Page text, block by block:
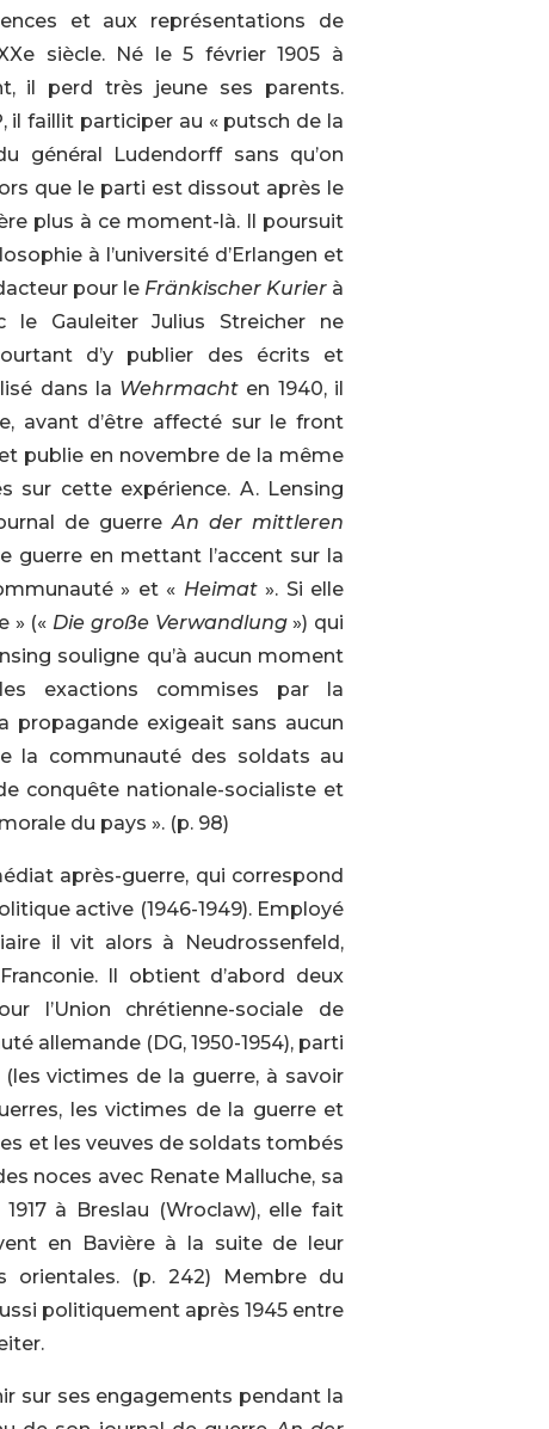
et aux représentations de
siècle. Né le 5 février 1905 à
il perd très jeune ses parents.
il faillit participer au « putsch de la
général Ludendorff sans qu’on
que le parti est dissout après le
plus à ce moment-là. Il poursuit
à l’université d’Erlangen et
pour le Fränkischer Kurierà
Gauleiter Julius Streicher ne
d’y publier des écrits et
dans la Wehrmacht en 1940, il
avant d’être affecté sur le front
publie en novembre de la même
sur cette expérience. A. Lensing
de guerre An der mittleren
guerre en mettant l’accent sur la
» et « Heimat». Si elle
» (« Die große Verwandlung») qui
souligne qu’à aucun moment
exactions commises par la
propagande exigeait sans aucun
la communauté des soldats au
conquête nationale-socialiste et
du pays ». (p. 98)
après-guerre, qui correspond
active (1946-1949). Employé
il vit alors à Neudrossenfeld,
Il obtient d’abord deux
l’Union chrétienne-sociale de
allemande (DG, 1950-1954), parti
victimes de la guerre, à savoir
les victimes de la guerre et
et les veuves de soldats tombés
noces avec Renate Malluche, sa
à Breslau (Wroclaw), elle fait
en Bavière à la suite de leur
orientales. (p. 242) Membre du
politiquement après 1945 entre
sur ses engagements pendant la